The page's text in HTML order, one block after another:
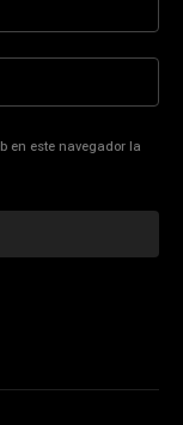
en este navegador la